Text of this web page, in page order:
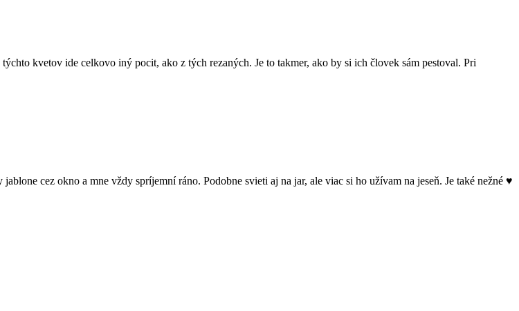
kvetov ide celkovo iný pocit, ako z tých rezaných. Je to takmer, ako by si ich človek sám pestoval. Pri
cez okno a mne vždy spríjemní ráno. Podobne svieti aj na jar, ale viac si ho užívam na jeseň. Je také nežné ♥